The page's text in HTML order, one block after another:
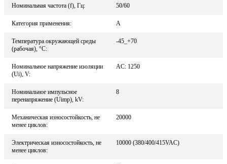
Номинальная частота (f), Гц: 50/60
Категория применения: A
Температура окружающей среды
(рабочая), °С:
-45_+70
Номинальное напряжение изоляции
(Ui), V:
AC: 1250
Номинальное импульсное
перенапряжение (Uimp), kV:
8
Механическая износостойкость, не
менее циклов:
20000
Электрическая износостойкость, не
менее циклов:
10000 (380/400/415VAC)